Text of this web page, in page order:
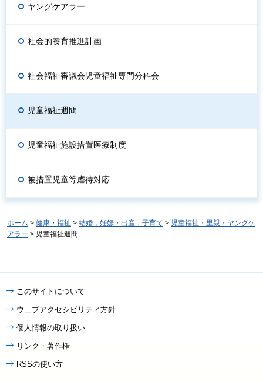
ヤングケアラー
社会的養育推進計画
社会福祉審議会児童福祉専門分科会
児童福祉週間
児童福祉施設措置医療制度
被措置児童等虐待対応
ホーム > 健康・福祉 > 結婚，妊娠・出産，子育て > 児童福祉・里親・ヤングケ
アラー > 児童福祉週間
このサイトについて
ウェブアクセシビリティ方針
個人情報の取り扱い
リンク・著作権
RSSの使い方